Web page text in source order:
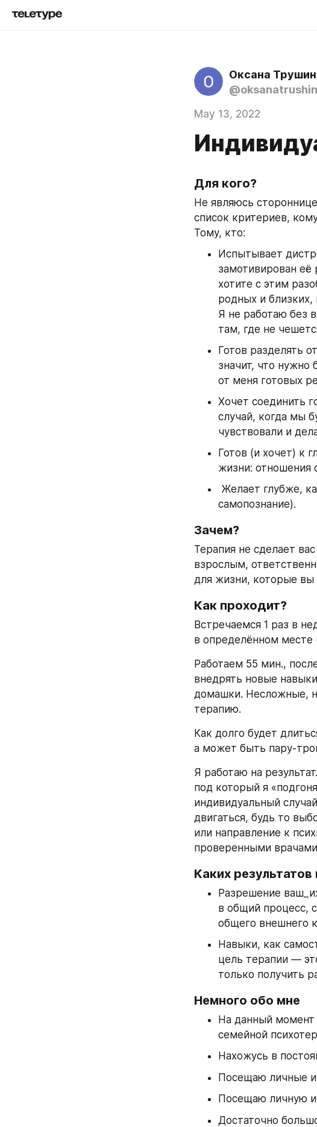
Оксана
May 13, 2022
Для кого?
Не являюсь
список критериев,
Тому, кто:
Испытывает
замотивирован
хотите с этим
родных и
Я не работаю без
там, где не
Готов разделять
значит, что нужно
от меня готовых
Хочет соединить
случай, когда мы
чувствовали и
Готов (и хочет) к
жизни: отношения
самопознание).
Зачем?
Терапия не сделает
взрослым,
для жизни, которые
Как проходит?
Встречаемся 1 раз в
в определённом месте
Работаем 55 мин.,
внедрять новые
домашки. Несложные,
терапию.
Как долго будет
а может быть пару-
Я работаю на
под который я
индивидуальный
двигаться, будь то
или направление к
проверенными
Каких
Разрешение
в общий процесс,
общего внешнего
Навыки, как
цель терапии —
только получить
Немного обо мне
На данный момент
семейной
Нахожусь в
Посещаю личные и
Посещаю личную и
Достаточно